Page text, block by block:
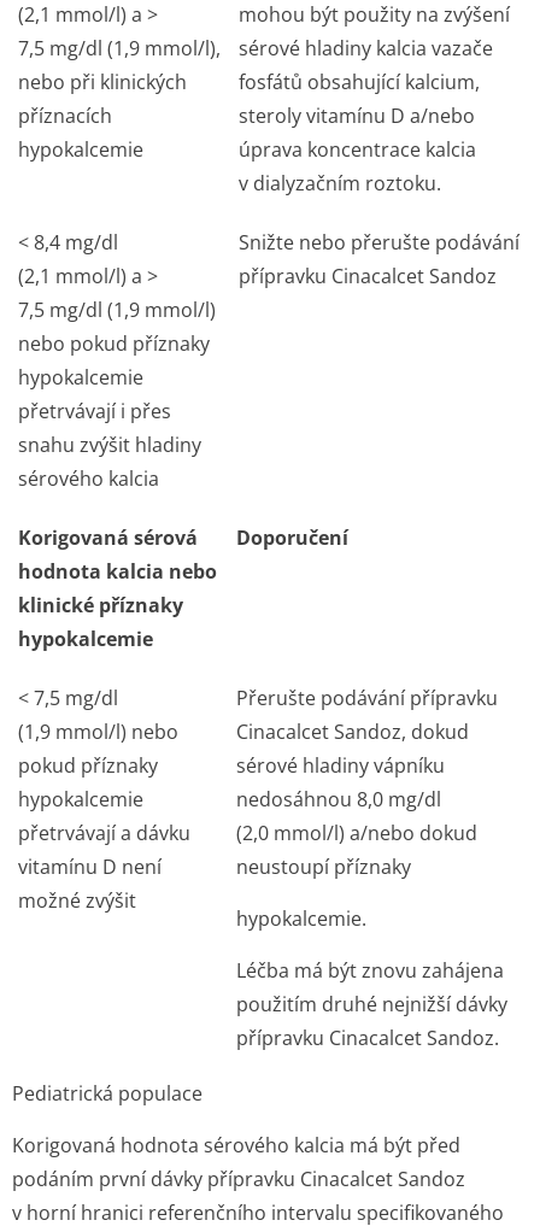
(2,1 mmol/l) a >
7,5 mg/dl (1,9 mmol/l),
nebo při klinických
příznacích
hypokalcemie
mohou být použity na zvýšení
sérové hladiny kalcia vazače
fosfátů obsahující kalcium,
steroly vitamínu D a/nebo
úprava koncentrace kalcia
v dialyzačním roztoku.
< 8,4 mg/dl
(2,1 mmol/l) a >
7,5 mg/dl (1,9 mmol/l)
nebo pokud příznaky
hypokalcemie
přetrvávají i přes
snahu zvýšit hladiny
sérového kalcia
Snižte nebo přerušte podávání
přípravku Cinacalcet Sandoz
Korigovaná sérová
hodnota kalcia nebo
klinické příznaky
hypokalcemie
Doporučení
< 7,5 mg/dl
(1,9 mmol/l) nebo
pokud příznaky
hypokalcemie
přetrvávají a dávku
vitamínu D není
možné zvýšit
Přerušte podávání přípravku
Cinacalcet Sandoz, dokud
sérové hladiny vápníku
nedosáhnou 8,0 mg/dl
(2,0 mmol/l) a/nebo dokud
neustoupí příznaky
hypokalcemie.
Léčba má být znovu zahájena
použitím druhé nejnižší dávky
přípravku Cinacalcet Sandoz.
Pediatrická populace
Korigovaná hodnota sérového kalcia má být před
podáním první dávky přípravku Cinacalcet Sandoz
v horní hranici referenčního intervalu specifikovaného